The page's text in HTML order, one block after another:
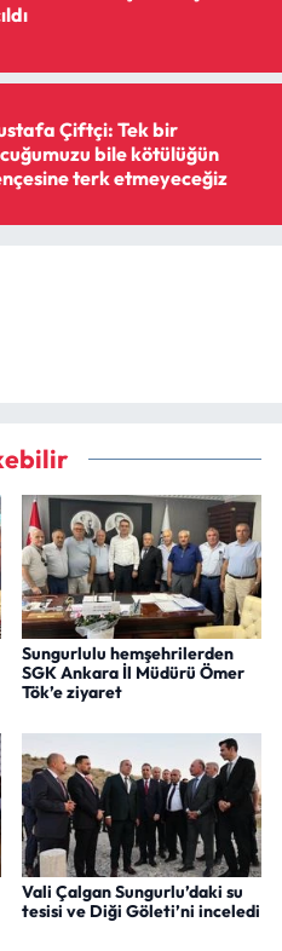
Çiftçi: Tek bir
bile kötülüğün
terk etmeyeceğiz
Sungurlulu hemşehrilerden
SGK Ankara İl Müdürü Ömer
Tök’e ziyaret
Vali Çalgan Sungurlu’daki su
tesisi ve Diği Göleti’ni inceledi